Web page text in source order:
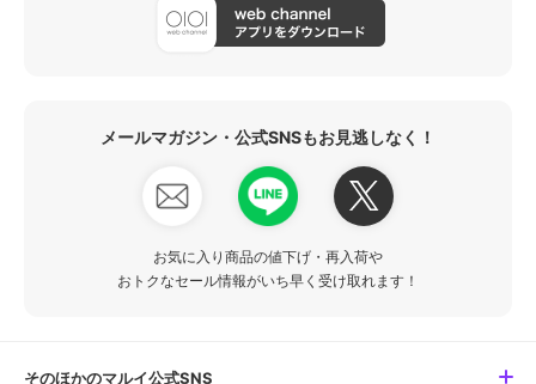
メールマガジン・公式SNSもお見逃しなく！
お気に入り商品の値下げ・再入荷や
おトクなセール情報がいち早く受け取れます！
そのほかのマルイ公式SNS